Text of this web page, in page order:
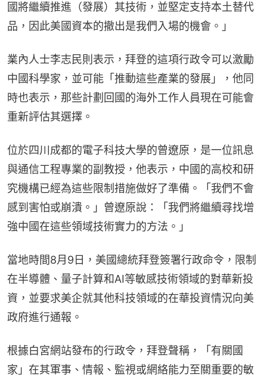
國將繼續推進（發展）其技術，並堅定支持本土替代
品，因此美國資本的撤出是我們入場的機會。」
業內人士李志民則表示，拜登的這項行政令可以激勵
中國科學家，並可能「推動這些產業的發展」，他同
時也表示，那些計劃回國的海外工作人員現在可能會
重新評估其選擇。
位於四川成都的電子科技大學的曾遼原，是一位訊息
與通信工程專業的副教授，他表示，中國的高校和研
究機構已經為這些限制措施做好了準備。「我們不會
感到害怕或崩潰。」曾遼原說：「我們將繼續尋找增
強中國在這些領域技術實力的方法。」
當地時間8月9日，美國總統拜登簽署行政命令，限制
在半導體、量子計算和AI等敏感技術領域的對華新投
資，並要求美企就其他科技領域的在華投資情況向美
政府進行通報。
根據白宮網站發布的行政令，拜登聲稱，「有關國
家」在其軍事、情報、監視或網絡能力至關重要的敏